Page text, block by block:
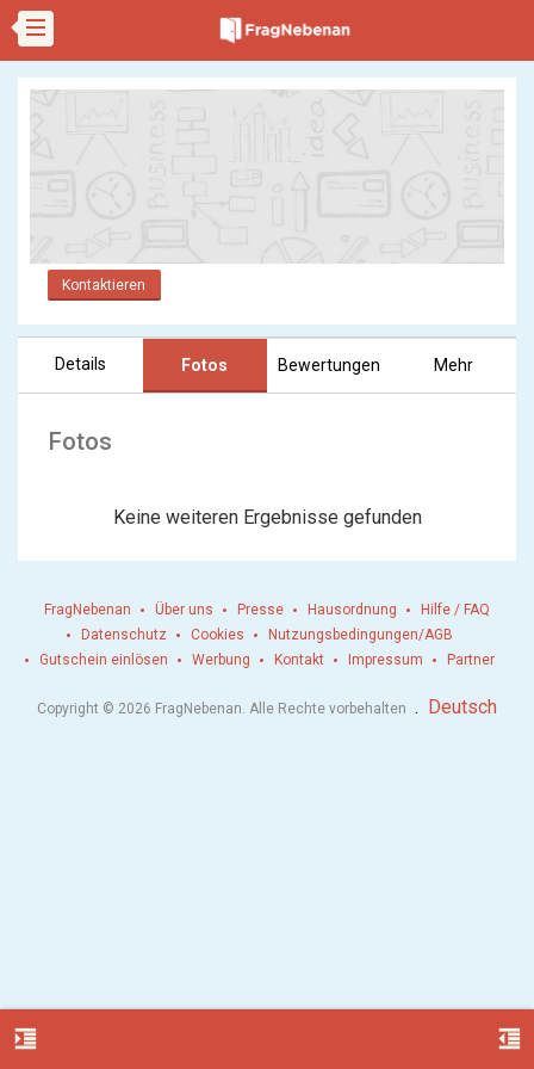
Kontaktieren
Details Fotos Bewertungen Mehr
Fotos
Keine weiteren Ergebnisse gefunden
format_indent_increase format_indent_decrease
FragNebenan Über uns Presse Hausordnung
Hilfe / FAQ
Datenschutz
Cookies
Nutzungsbedingungen/AGB
Gutschein einlösen
Werbung Kontakt Impressum Partner
Copyright © 2026 FragNebenan. Alle Rechte vorbehalten . Deutsch